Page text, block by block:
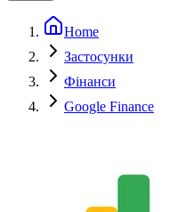
Home
Застосунки
Фінанси
Google Finance